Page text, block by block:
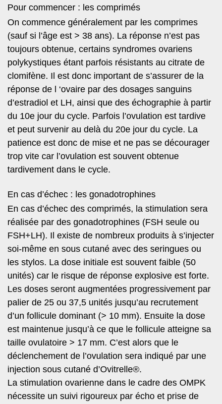
Pour commencer : les comprimés
On commence généralement par les comprimes
(sauf si l’âge est > 38 ans). La réponse n’est pas
toujours obtenue, certains syndromes ovariens
polykystiques étant parfois résistants au citrate de
clomifène. Il est donc important de s’assurer de la
réponse de l ‘ovaire par des dosages sanguins
d’estradiol et LH, ainsi que des échographie à partir
du 10e jour du cycle. Parfois l’ovulation est tardive
et peut survenir au delà du 20e jour du cycle. La
patience est donc de mise et ne pas se décourager
trop vite car l’ovulation est souvent obtenue
tardivement dans le cycle.
En cas d’échec : les gonadotrophines
En cas d’échec des comprimés, la stimulation sera
réalisée par des gonadotrophines (FSH seule ou
FSH+LH). Il existe de nombreux produits à s’injecter
soi-même en sous cutané avec des seringues ou
les stylos. La dose initiale est souvent faible (50
unités) car le risque de réponse explosive est forte.
Les doses seront augmentées progressivement par
palier de 25 ou 37,5 unités jusqu’au recrutement
d’un follicule dominant (> 10 mm). Ensuite la dose
est maintenue jusqu’à ce que le follicule atteigne sa
taille ovulatoire > 17 mm. C’est alors que le
déclenchement de l’ovulation sera indiqué par une
injection sous cutané d’Ovitrelle®.
La stimulation ovarienne dans le cadre des OMPK
nécessite un suivi rigoureux par écho et prise de